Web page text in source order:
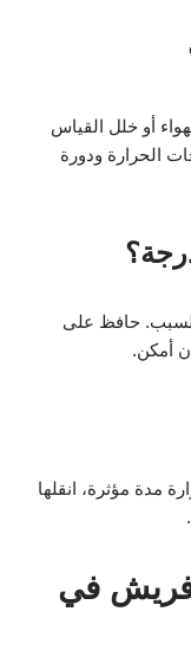
أو خلل القياس
الحرارة ودورة
حافظ على
أمكن.
مدة مؤثرة، انقلها
فريش في